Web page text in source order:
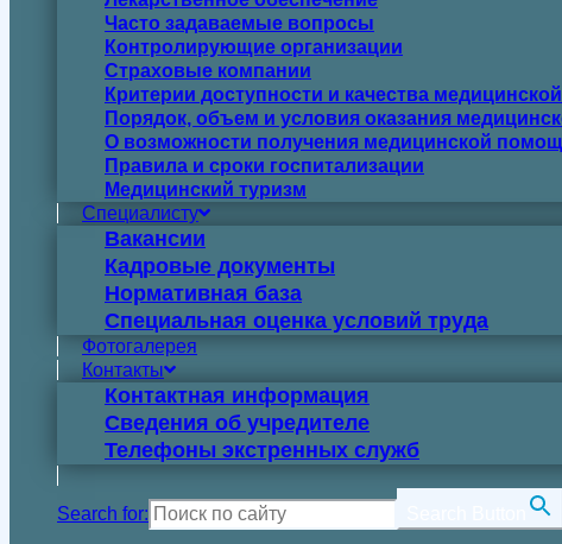
Часто задаваемые вопросы
Контролирующие организации
Страховые компании
Критерии доступности и качества
Порядок, объем и условия оказания
О возможности получения медицинской
Правила и сроки госпитализации
Медицинский туризм
Специалисту
Вакансии
Кадровые документы
Нормативная база
Специальная оценка условий труда
Фотогалерея
Контакты
Контактная информация
Сведения об учредителе
Телефоны экстренных служб
Search for: